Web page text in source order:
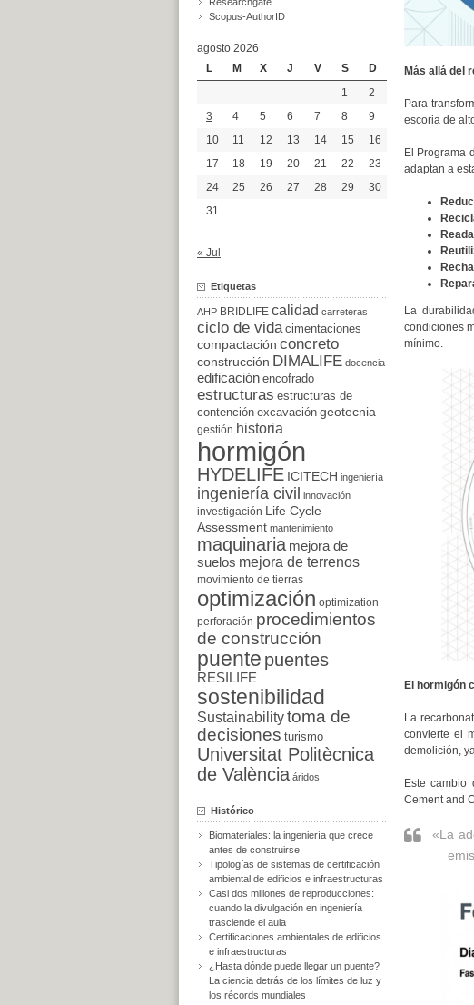
Más allá del
Para
escoria de
El Programa
adaptan a
La
condiciones
mínimo.
El hormigón
La
convierte el
demolición,
Este
Cement and
«La
Scopus-AuthorID
agosto 2026
L
M X J V S
D
1
2
3
4 5 6 7 8
9
10
11 12 13 14 15
16
17
18 19 20 21 22
23
24
25 26 27 28 29
30
31
« Jul
Etiquetas
AHP BRIDLIFE calidad carreteras
ciclo de vida cimentaciones
compactación concreto
construcción DIMALIFE docencia
edificación encofrado
estructuras estructuras de
contención excavación geotecnia
gestión historia
hormigón
HYDELIFE ICITECH ingeniería
ingeniería civil innovación
investigación
Life Cycle
Assessment mantenimiento
maquinaria mejora de
suelos mejora de terrenos
movimiento de tierras
optimización optimization
perforación procedimientos
de construcción
puente puentes
RESILIFE
sostenibilidad
Sustainabilitytoma de
decisiones turismo
Universitat Politècnica
de València áridos
Histórico
Biomateriales: la ingeniería que crece
antes de construirse
Tipologías de sistemas de certificación
ambiental de edificios e infraestructuras
Casi dos millones de reproducciones:
cuando la divulgación en ingeniería
trasciende el aula
Certificaciones ambientales de edificios
e infraestructuras
¿Hasta dónde puede llegar un puente?
La ciencia detrás de los límites de luz y
los récords mundiales